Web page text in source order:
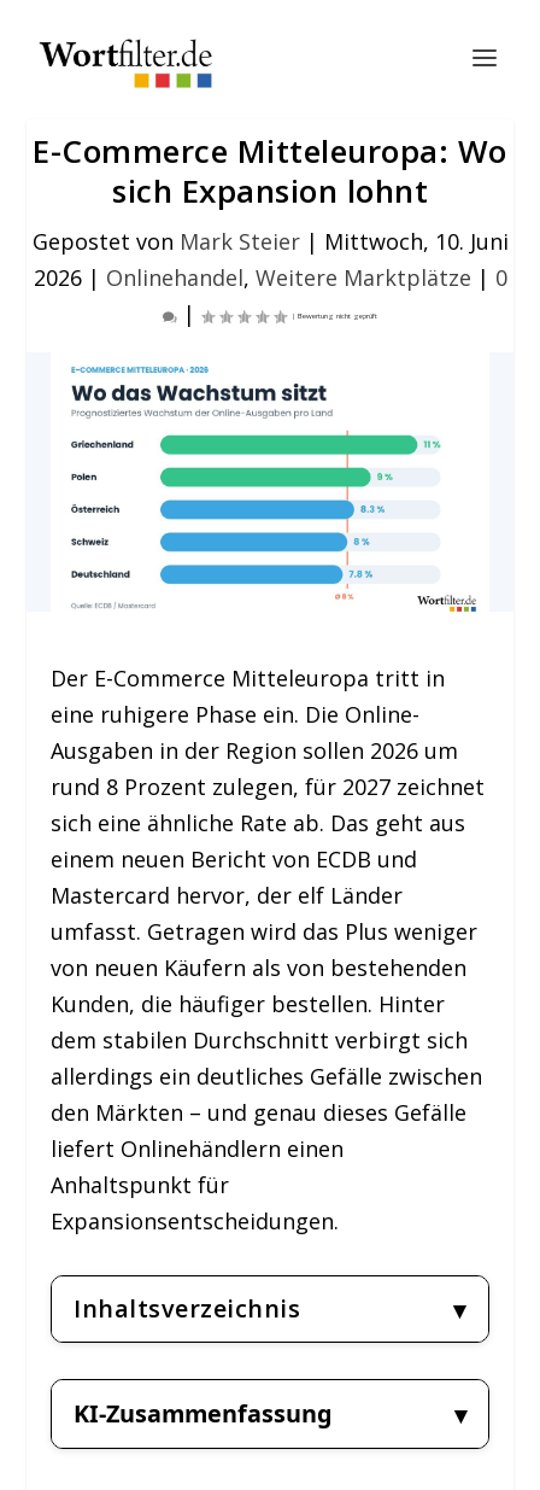
E-Commerce Mitteleuropa: Wo
sich Expansion lohnt
Gepostet von Mark Steier| Mittwoch, 10. Juni
2026| Onlinehandel, Weitere Marktplätze | 0
|
Der E-Commerce Mitteleuropa tritt in
eine ruhigere Phase ein. Die Online-
Ausgaben in der Region sollen 2026 um
rund 8 Prozent zulegen, für 2027 zeichnet
sich eine ähnliche Rate ab. Das geht aus
einem neuen Bericht von ECDB und
Mastercard hervor, der elf Länder
umfasst. Getragen wird das Plus weniger
von neuen Käufern als von bestehenden
Kunden, die häufiger bestellen. Hinter
dem stabilen Durchschnitt verbirgt sich
allerdings ein deutliches Gefälle zwischen
den Märkten – und genau dieses Gefälle
liefert Onlinehändlern einen
Anhaltspunkt für
Expansionsentscheidungen.
Inhaltsverzeichnis
KI-Zusammenfassung